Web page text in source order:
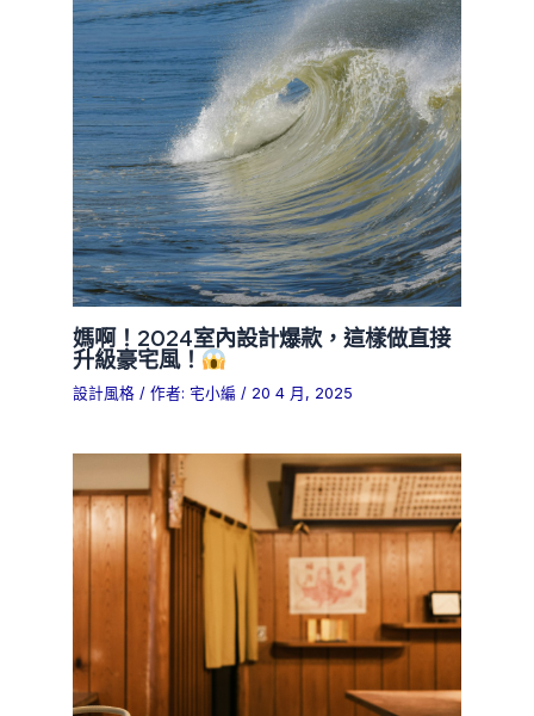
媽啊！2024室內設計爆款，這樣做直接
升級豪宅風！
設計風格 / 作者: 宅小編 / 20 4 月, 2025